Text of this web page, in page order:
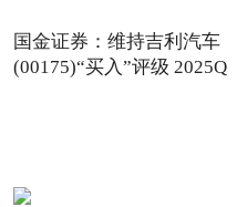
国金证券：维持吉利汽车
(00175)“买入”评级 2025Q